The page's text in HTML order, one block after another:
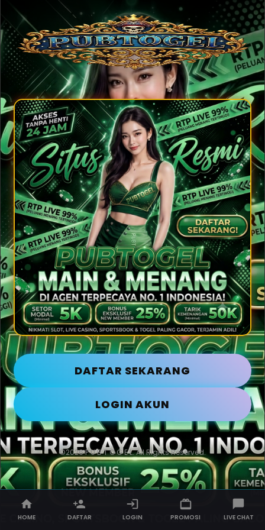
DAFTAR SEKARANG
LOGIN AKUN
©2026 P U B T O G E L. All Rights Reserved.
HOME DAFTAR LOGIN PROMOSI LIVE CHAT